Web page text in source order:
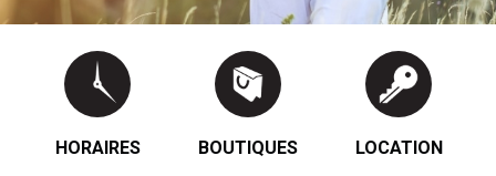
HORAIRES BOUTIQUES LOCATION